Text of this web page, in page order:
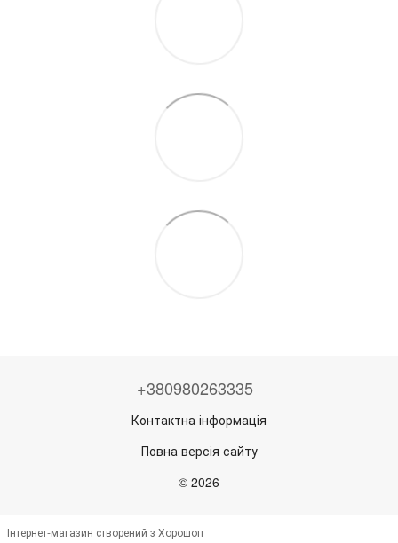
+380980263335
Контактна інформація
Повна версія сайту
© 2026
Інтернет-магазин створений з Хорошоп